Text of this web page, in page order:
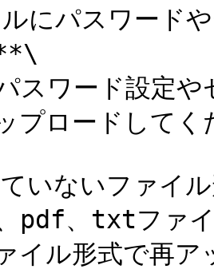
にパスワード
スワード設定
プロードしてく
いないファイ
pdf、txtファ
イル形式で再